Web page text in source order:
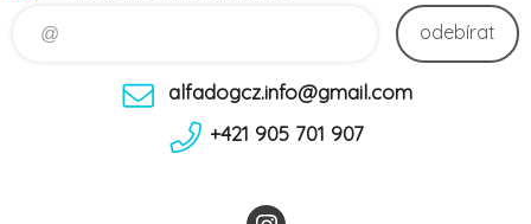
odebírat
alfadogcz.info@gmail.com
+421 905 701 907